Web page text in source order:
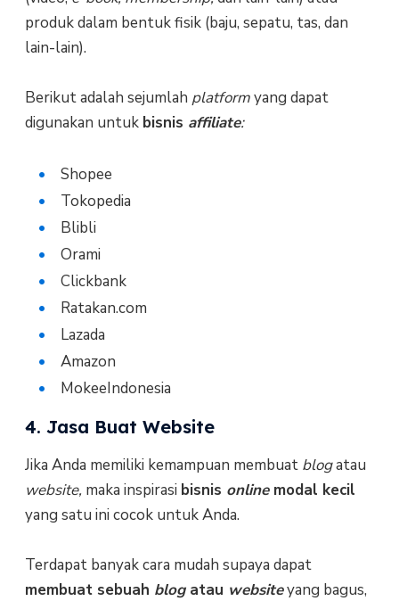
produk dalam bentuk fisik (baju, sepatu, tas, dan
lain-lain).
Berikut adalah sejumlah platformyang dapat
digunakan untuk bisnis affiliate:
Shopee
Tokopedia
Blibli
Orami
Clickbank
Ratakan.com
Lazada
Amazon
MokeeIndonesia
4. Jasa Buat Website
Jika Anda memiliki kemampuan membuat blogatau
website, maka inspirasi bisnis online modal kecil
yang satu ini cocok untuk Anda.
Terdapat banyak cara mudah supaya dapat
membuat sebuah blog atau websiteyang bagus,